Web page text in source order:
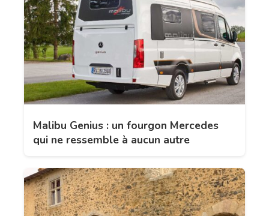
Malibu Genius : un fourgon Mercedes
qui ne ressemble à aucun autre